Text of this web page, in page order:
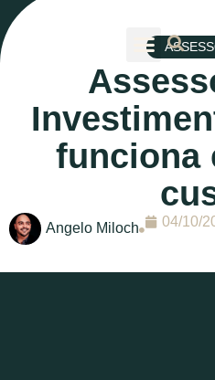
funciona
Angelo Miloch 04/10/